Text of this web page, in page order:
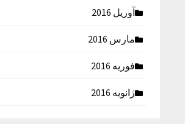
آوریل 2016
مارس 2016
فوریه 2016
ژانویه 2016